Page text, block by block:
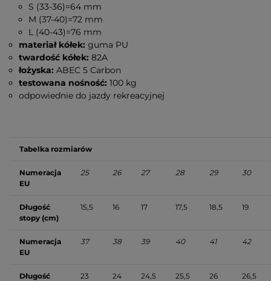
S (33-36)=64 mm
M (37-40)=72 mm
L (40-43)=76 mm
materiał kółek:guma PU
twardość kółek: 82A
łożyska: ABEC 5 Carbon
testowana nośność: 100 kg
odpowiednie do jazdy rekreacyjnej
Tabelka rozmiarów
Numeracja
EU
25 26 27 28 29 30
Długość
stopy (cm)
15,5 16 17 17,5 18,5 19
Numeracja
EU
37 38 39 40 41 42
Długość
23 24 24,5 25,5 26 26,5